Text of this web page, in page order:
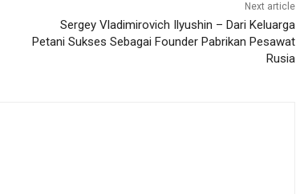
Next article
Sergey Vladimirovich Ilyushin – Dari Keluarga
Petani Sukses Sebagai Founder Pabrikan Pesawat
Rusia